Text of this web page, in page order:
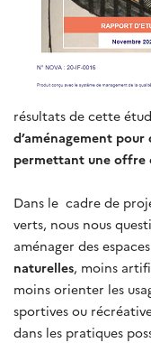
résultats de cette
d’aménagement pour
permettant une offre
Dans le cadre de
verts, nous nous
aménager des
naturelles, moins
moins orienter les
sportives ou
dans les pratiques